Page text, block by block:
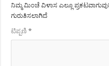
ನಿಮ್ಮ ಮಿಂಚೆ ವಿಳಾಸ ಎಲ್ಲೂ
ಗುರುತಿಸಲಾಗಿದೆ
ಟಿಪ್ಪಣಿ*